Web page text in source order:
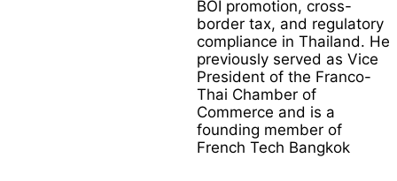
BOI promotion, cross-
border tax, and regulatory
compliance in Thailand. He
previously served as Vice
President of the Franco-
Thai Chamber of
Commerce and is a
founding member of
French Tech Bangkok